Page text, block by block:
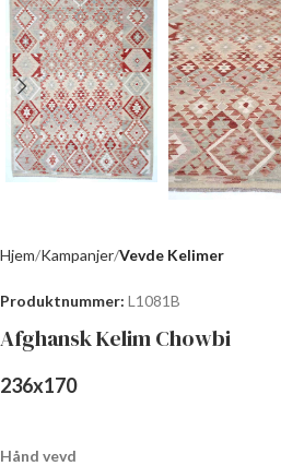
Hjem Kampanjer Vevde Kelimer
Produktnummer: L1081B
Afghansk Kelim Chowbi
236x170
Hånd vevd